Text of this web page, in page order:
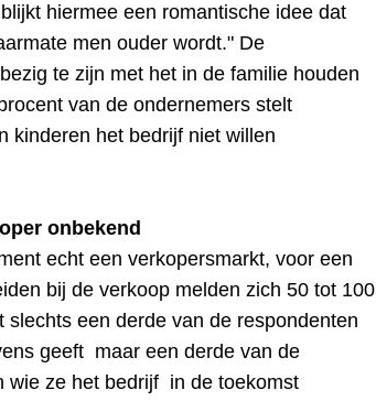
hiermee een romantische idee dat
men ouder wordt." De
te zijn met het in de familie houden
van de ondernemers stelt
kinderen het bedrijf niet willen
onbekend
echt een verkopersmarkt, voor een
bij de verkoop melden zich 50 tot 100
slechts een derde van de respondenten
geeft maar een derde van de
wie ze het bedrijf in de toekomst